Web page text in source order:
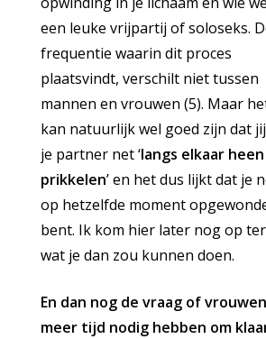
een leuke vrijpartij of soloseks.
frequentie waarin dit proces
plaatsvindt, verschilt niet tussen
mannen en vrouwen (5). Maar
kan natuurlijk wel goed zijn dat
je partner net ‘langs elkaar heen
prikkelen’ en het dus lijkt dat je
op hetzelfde moment
bent. Ik kom hier later nog op
wat je dan zou kunnen doen.
En dan nog de vraag of vrouwen
meer tijd nodig hebben om